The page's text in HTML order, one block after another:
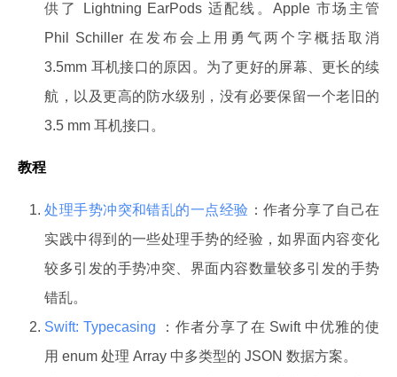
供了 Lightning EarPods 适配线。Apple 市场主管
Phil Schiller 在发布会上用勇气两个字概括取消
3.5mm 耳机接口的原因。为了更好的屏幕、更长的续
航，以及更高的防水级别，没有必要保留一个老旧的
3.5 mm 耳机接口。
教程
处理手势冲突和错乱的一点经验 ：作者分享了自己在
实践中得到的一些处理手势的经验，如界面内容变化
较多引发的手势冲突、界面内容数量较多引发的手势
错乱。
Swift: Typecasing
：作者分享了在 Swift 中优雅的使
用 enum 处理 Array 中多类型的 JSON 数据方案。